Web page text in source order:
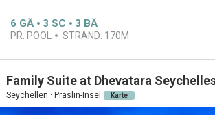
6 GÄ 3 SC 3 BÄ
PR. POOL STRAND: 170M
Family Suite at Dhevatara
Seychellen · Praslin-Insel Karte